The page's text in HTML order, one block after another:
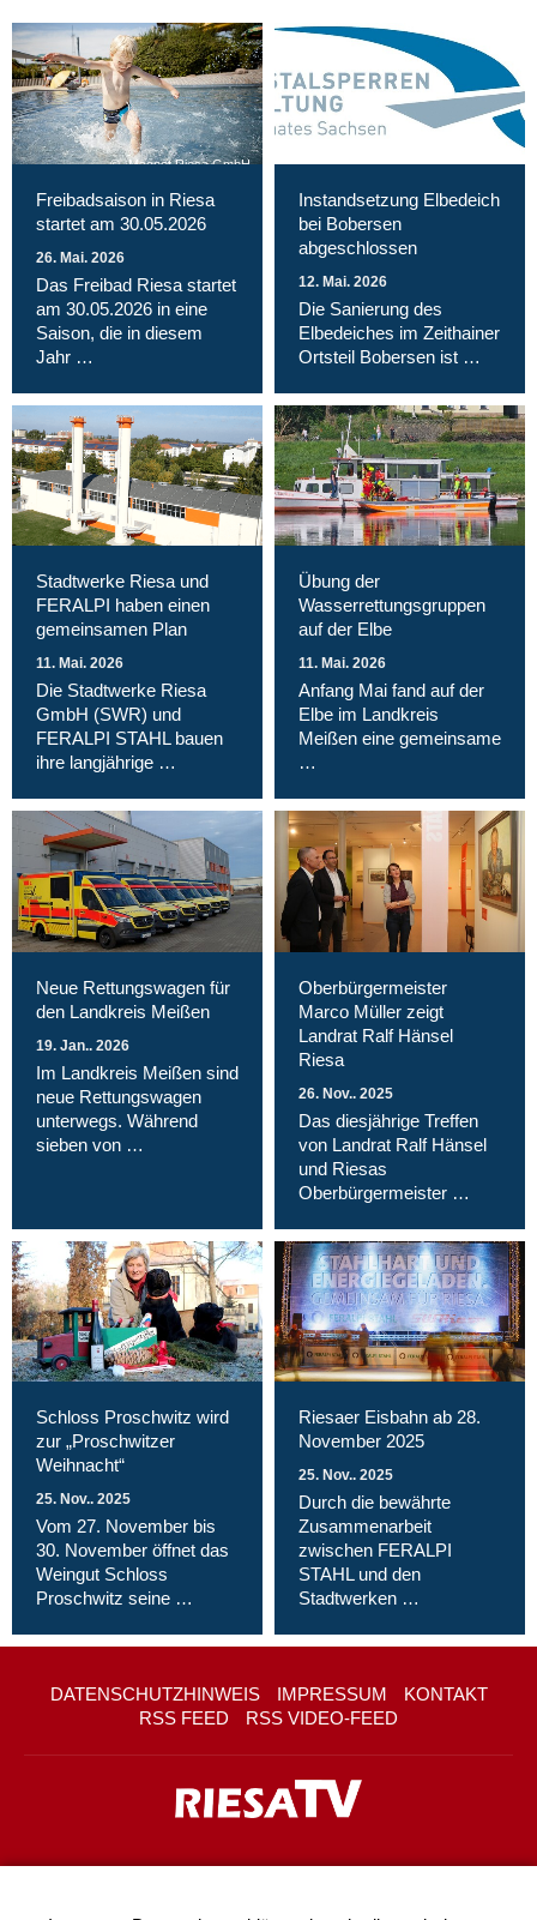
Magnet Riesa GmbH
Freibadsaison in Riesa
startet am 30.05.2026
26. Mai. 2026
Das Freibad Riesa startet
am 30.05.2026 in eine
Saison, die in diesem
Jahr …
Instandsetzung Elbedeich
bei Bobersen
abgeschlossen
12. Mai. 2026
Die Sanierung des
Elbedeiches im Zeithainer
Ortsteil Bobersen ist …
Stadtwerke Riesa und
FERALPI haben einen
gemeinsamen Plan
11. Mai. 2026
Die Stadtwerke Riesa
GmbH (SWR) und
FERALPI STAHL bauen
ihre langjährige …
Übung der
Wasserrettungsgruppen
auf der Elbe
11. Mai. 2026
Anfang Mai fand auf der
Elbe im Landkreis
Meißen eine gemeinsame
…
Neue Rettungswagen für
den Landkreis Meißen
19. Jan.. 2026
Im Landkreis Meißen sind
neue Rettungswagen
unterwegs. Während
sieben von …
Oberbürgermeister
Marco Müller zeigt
Landrat Ralf Hänsel
Riesa
26. Nov.. 2025
Das diesjährige Treffen
von Landrat Ralf Hänsel
und Riesas
Oberbürgermeister …
Schloss Proschwitz wird
zur „Proschwitzer
Weihnacht“
25. Nov.. 2025
Vom 27. November bis
30. November öffnet das
Weingut Schloss
Proschwitz seine …
Riesaer Eisbahn ab 28.
November 2025
25. Nov.. 2025
Durch die bewährte
Zusammenarbeit
zwischen FERALPI
STAHL und den
Stadtwerken …
DATENSCHUTZHINWEIS IMPRESSUM
KONTAKT
RSS FEED
RSS VIDEO-FEED